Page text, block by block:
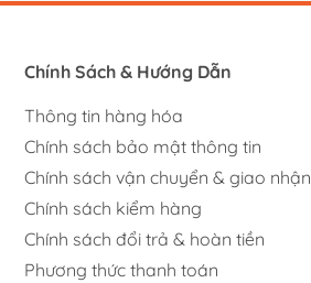
Chính Sách & Hướng Dẫn
Thông tin hàng hóa
Chính sách bảo mật thông tin
Chính sách vận chuyển & giao nhận
Chính sách kiểm hàng
Chính sách đổi trả & hoàn tiền
Phương thức thanh toán